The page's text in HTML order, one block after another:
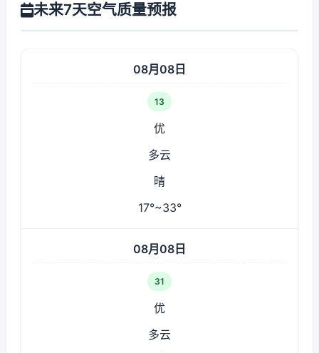
未来7天空气质量预报
08月08日
13
优
多云
晴
17°~33°
08月08日
31
优
多云